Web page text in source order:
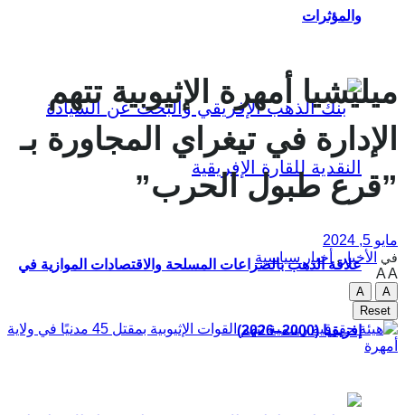
والمؤثرات
علاقة الذهب بالصراعات المسلحة والاقتصادات الموازية في
إفريقيا (2000–2026)
ميليشيا أمهرة الإثيوبية تتهم
الإدارة في تيغراي المجاورة بـ
”قرع طبول الحرب”
مايو 5, 2024
في الأخبار, أخبار سياسية
AA
A
A
Reset